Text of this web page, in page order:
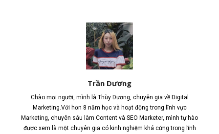
Trần Dương
Chào mọi người, mình là Thùy Dương, chuyên gia về Digital
Marketing.Với hơn 8 năm học và hoạt động trong lĩnh vực
Marketing, chuyên sâu làm Content và SEO Marketer, mình tự hào
được xem là một chuyên gia có kinh nghiệm khá cứng trong lĩnh